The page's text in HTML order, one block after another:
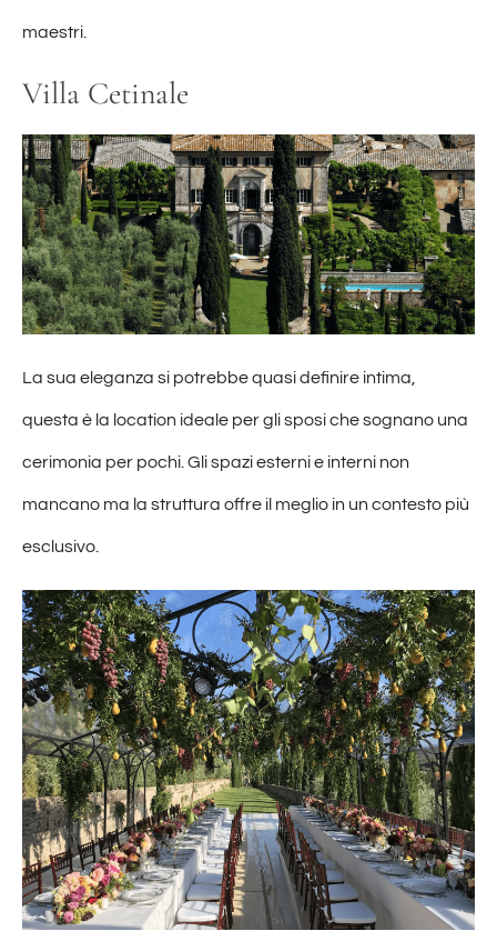
maestri.
Villa Cetinale
La sua eleganza si potrebbe quasi definire intima,
questa è la location ideale per gli sposi che sognano una
cerimonia per pochi. Gli spazi esterni e interni non
mancano ma la struttura offre il meglio in un contesto più
esclusivo.